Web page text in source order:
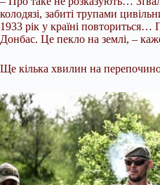
колодязі, забиті трупами
1933 рік у країні
Донбас. Це пекло на землі, –
Ще кілька хвилин на